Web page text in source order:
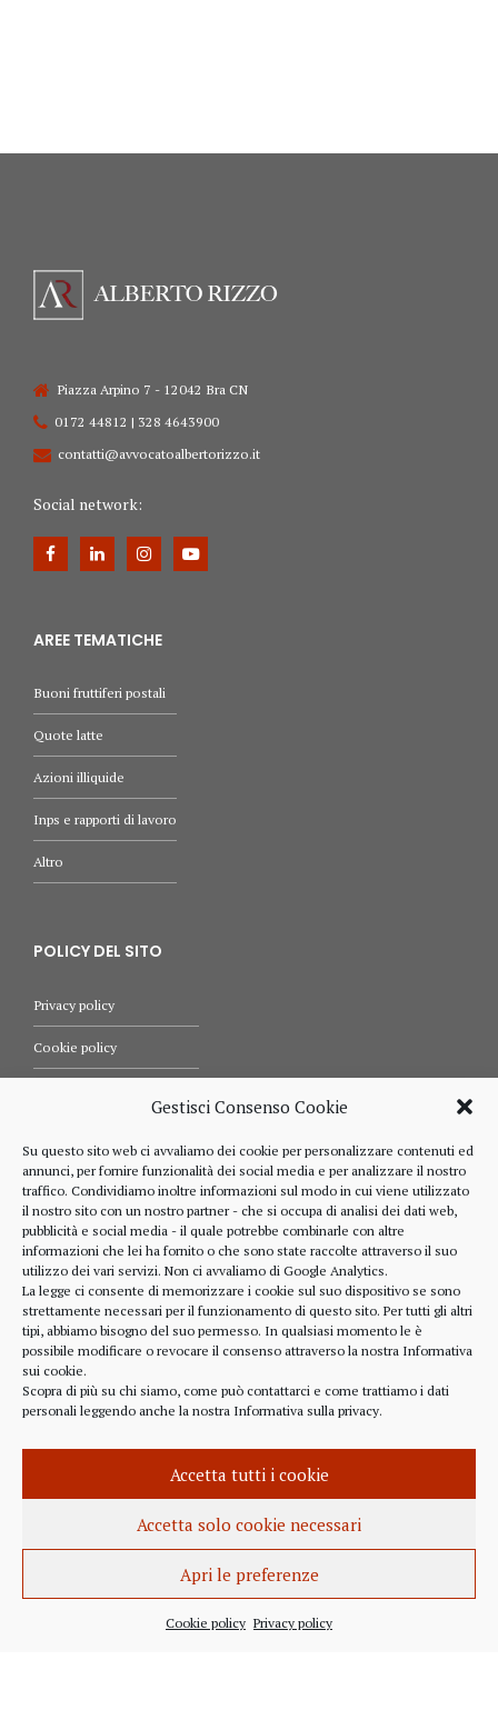
Gestisci Consenso Cookie
Su questo sito web ci avvaliamo dei cookie per personalizzare contenuti ed
annunci, per fornire funzionalità dei social media e per analizzare il nostro
traffico. Condividiamo inoltre informazioni sul modo in cui viene utilizzato
il nostro sito con un nostro partner - che si occupa di analisi dei dati web,
pubblicità e social media - il quale potrebbe combinarle con altre
informazioni che lei ha fornito o che sono state raccolte attraverso il suo
utilizzo dei vari servizi. Non ci avvaliamo di Google Analytics.
La legge ci consente di memorizzare i cookie sul suo dispositivo se sono
strettamente necessari per il funzionamento di questo sito. Per tutti gli altri
tipi, abbiamo bisogno del suo permesso. In qualsiasi momento le è
possibile modificare o revocare il consenso attraverso la nostra Informativa
sui cookie.
Scopra di più su chi siamo, come può contattarci e come trattiamo i dati
personali leggendo anche la nostra Informativa sulla privacy.
Accetta tutti i cookie
Accetta solo cookie necessari
Apri le preferenze
Cookie policy Privacy policy
Piazza Arpino 7 - 12042 Bra CN
0172 44812 | 328 4643900
contatti@avvocatoalbertorizzo.it
Social network:
AREE TEMATICHE
Buoni fruttiferi postali
Quote latte
Azioni illiquide
Inps e rapporti di lavoro
Altro
POLICY DEL SITO
Privacy policy
Cookie policy
Comunicazioni
RIFERIMENTI
328 4643900
RZZ LRT 72M24 B111O